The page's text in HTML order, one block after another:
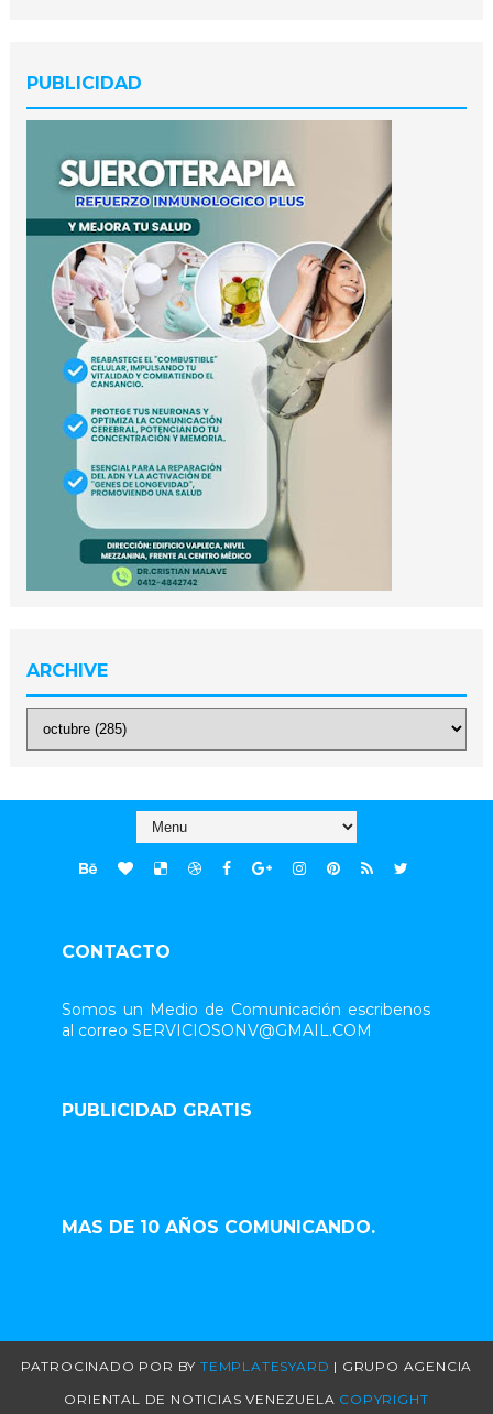
PUBLICIDAD
ARCHIVE
CONTACTO
Somos un Medio de Comunicación escribenos
al correo SERVICIOSONV@GMAIL.COM
PUBLICIDAD GRATIS
MAS DE 10 AÑOS COMUNICANDO.
PATROCINADO POR BY TEMPLATESYARD | GRUPO AGENCIA
ORIENTAL DE NOTICIAS VENEZUELA COPYRIGHT